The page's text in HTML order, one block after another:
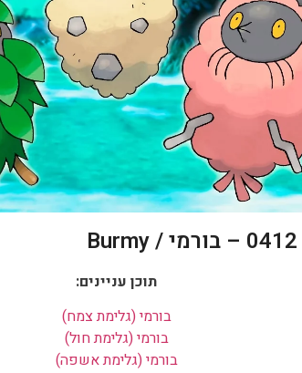
תוכן עניינים:
בורמי (גלימת צמח)
בורמי (גלימת חול)
בורמי (גלימת אשפה)